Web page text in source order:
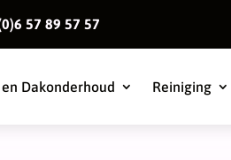
57 89 57 57
Dakonderhoud Reiniging